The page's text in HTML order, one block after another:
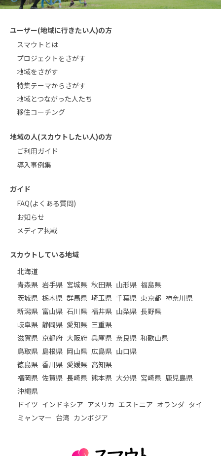
ユーザー(地域に行きたい人)の方
スマウトとは
プロジェクトをさがす
地域をさがす
特集テーマからさがす
地域とつながった人たち
移住コーチング
地域の人(スカウトしたい人)の方
ご利用ガイド
導入事例集
ガイド
FAQ(よくある質問)
お知らせ
メディア掲載
スカウトしている地域
北海道
青森県 岩手県 宮城県 秋田県 山形県 福島県
茨城県 栃木県 群馬県 埼玉県 千葉県 東京都 神奈川県
新潟県 富山県 石川県 福井県 山梨県 長野県
岐阜県 静岡県 愛知県 三重県
滋賀県 京都府 大阪府 兵庫県 奈良県 和歌山県
鳥取県 島根県 岡山県 広島県 山口県
徳島県 香川県 愛媛県 高知県
福岡県 佐賀県 長崎県 熊本県 大分県 宮崎県 鹿児島県
沖縄県
ドイツ インドネシア アメリカ エストニア オランダ タイ
ミャンマー 台湾 カンボジア